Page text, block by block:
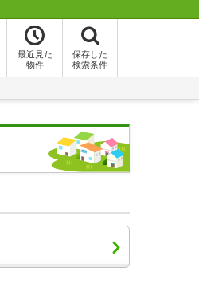
最近見た
物件
保存した
検索条件